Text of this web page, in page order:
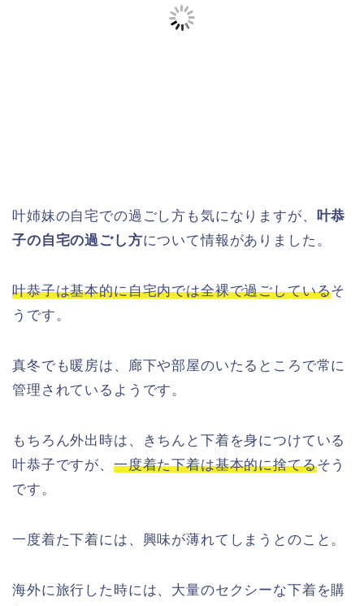
叶姉妹の自宅での過ごし方も気になりますが、 叶恭
子の自宅の過ごし方について情報がありました。
叶恭子は基本的に自宅内では全裸で過ごしているそ
うです。
真冬でも暖房は、廊下や部屋のいたるところで常に
管理されているようです。
もちろん外出時は、きちんと下着を身につけている
叶恭子ですが、 一度着た下着は基本的に捨てるそう
です。
一度着た下着には、興味が薄れてしまうとのこと。
海外に旅行した時には、大量のセクシーな下着を購